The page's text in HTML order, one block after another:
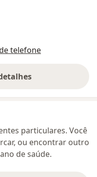
telefone
o endereço
particulares. Você
ou encontrar outro
de saúde.